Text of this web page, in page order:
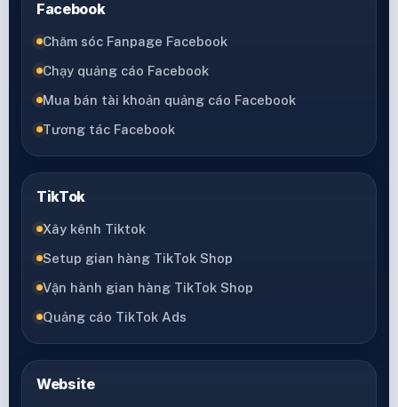
Facebook
Chăm sóc Fanpage Facebook
Chạy quảng cáo Facebook
Mua bán tài khoản quảng cáo Facebook
Tương tác Facebook
TikTok
Xây kênh Tiktok
Setup gian hàng TikTok Shop
Vận hành gian hàng TikTok Shop
Quảng cáo TikTok Ads
Website